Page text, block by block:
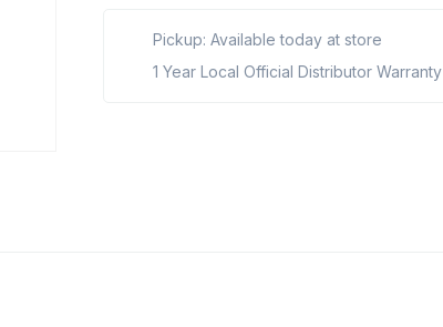
Pickup: Available today at store
1 Year Local Official Distributor Warranty